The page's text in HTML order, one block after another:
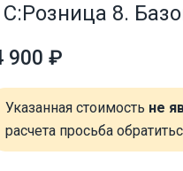
8.
900 ₽
Указанная стоимость не
расчета просьба